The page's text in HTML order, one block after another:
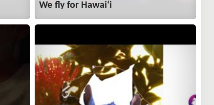
We fly for Hawai‘i